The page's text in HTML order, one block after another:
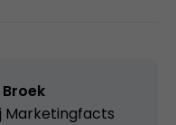
Marketingfacts